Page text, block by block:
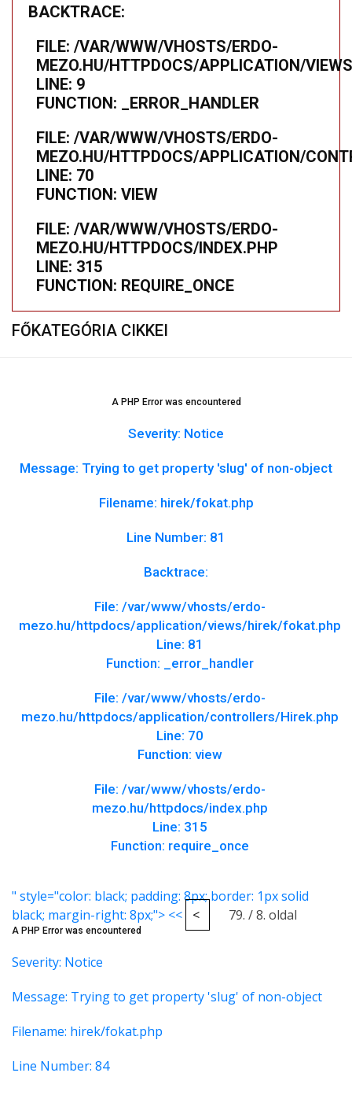
BACKTRACE:
FILE: /VAR/WWW/VHOSTS/ERDO-
MEZO.HU/HTTPDOCS/APPLICATION/
LINE: 9
FUNCTION: _ERROR_HANDLER
FILE: /VAR/WWW/VHOSTS/ERDO-
MEZO.HU/HTTPDOCS/APPLICATION/
LINE: 70
FUNCTION: VIEW
FILE: /VAR/WWW/VHOSTS/ERDO-
MEZO.HU/HTTPDOCS/INDEX.PHP
LINE: 315
FUNCTION: REQUIRE_ONCE
FŐKATEGÓRIA CIKKEI
A PHP Error was encountered
Severity: Notice
Message: Trying to get property 'slug' of non-object
Filename: hirek/fokat.php
Line Number: 81
Backtrace:
File: /var/www/vhosts/erdo-
mezo.hu/httpdocs/application/views/hirek/fokat.php
Line: 81
Function: _error_handler
File: /var/www/vhosts/erdo-
mezo.hu/httpdocs/application/controllers/Hirek.php
Line: 70
Function: view
File: /var/www/vhosts/erdo-
mezo.hu/httpdocs/index.php
Line: 315
Function: require_once
" style="color: black; padding: 8px; border: 1px solid
black; margin-right: 8px;"> <<
< 79. / 8. oldal
A PHP Error was encountered
Severity: Notice
Message: Trying to get property 'slug' of non-object
Filename: hirek/fokat.php
Line Number: 84